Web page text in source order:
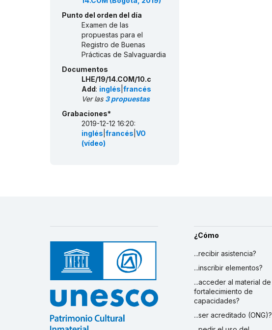
Punto del orden del día
Examen de las
propuestas para el
Registro de Buenas
Prácticas de Salvaguardia
Documentos
LHE/19/14.COM/10.c
Add: inglés francés
Ver las 3 propuestas
Grabaciones*
2019-12-12 16:20:
inglés francés VO
(vídeo)
¿Cómo
...recibir asistencia?
...inscribir elementos?
...acceder al material de
fortalecimiento de
capacidades?
...ser acreditado (ONG)?